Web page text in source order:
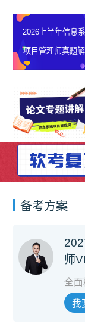
上半年信息系统
管理师真题解析
备考方案
师
全面
我